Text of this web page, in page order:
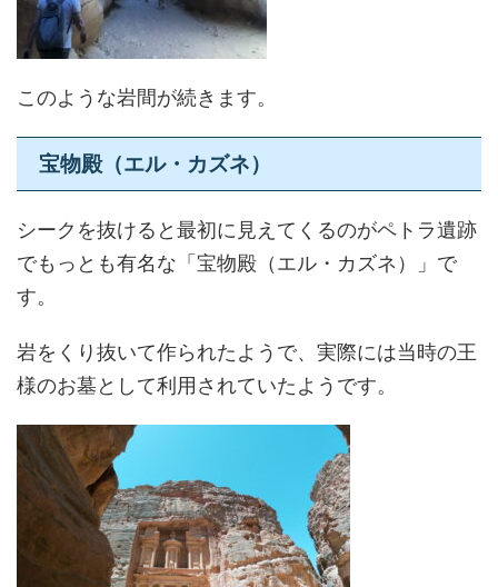
このような岩間が続きます。
宝物殿（エル・カズネ）
シークを抜けると最初に見えてくるのがペトラ遺跡
でもっとも有名な「宝物殿（エル・カズネ）」で
す。
岩をくり抜いて作られたようで、実際には当時の王
様のお墓として利用されていたようです。